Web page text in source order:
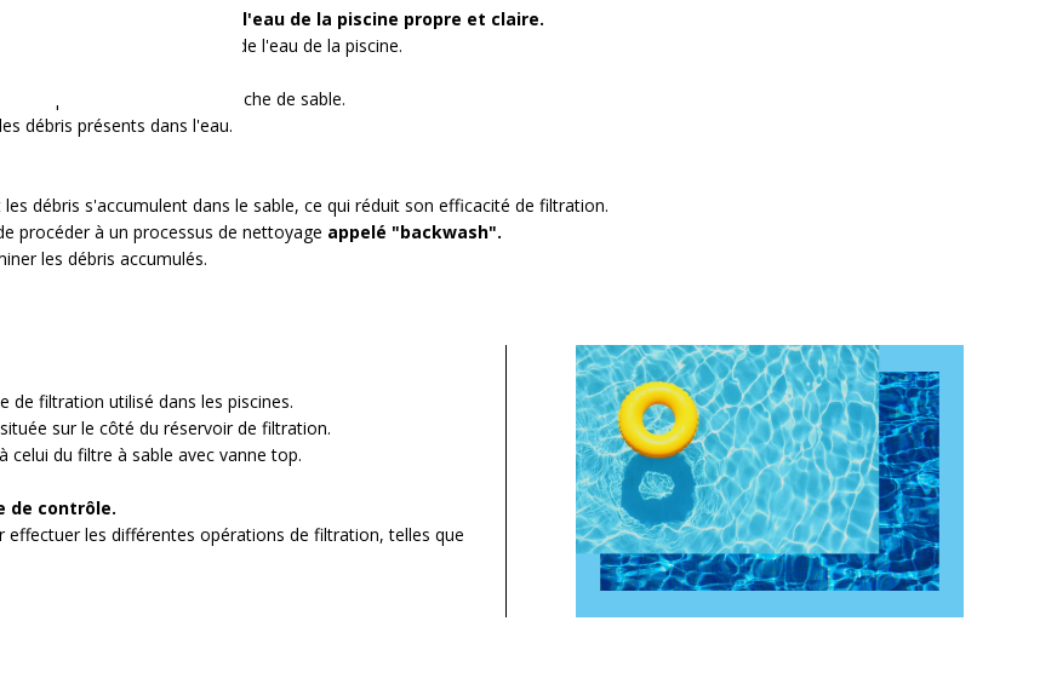
utilisé pour maintenir
l'eau de la piscine propre et claire.
pour filtrer les impuretés de l'eau de la piscine.
, où elle passe à travers une couche de sable.
débris présents dans l'eau.
débris s'accumulent dans le sable, ce qui réduit son efficacité de filtration.
procéder à un processus de nettoyage appelé "backwash".
les débris accumulés.
de filtration utilisé dans les piscines.
sur le côté du réservoir de filtration.
celui du filtre à sable avec vanne top.
de contrôle.
effectuer les différentes opérations de filtration, telles que